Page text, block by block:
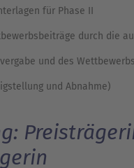
der
Preisvergabe und
und Abnahme)